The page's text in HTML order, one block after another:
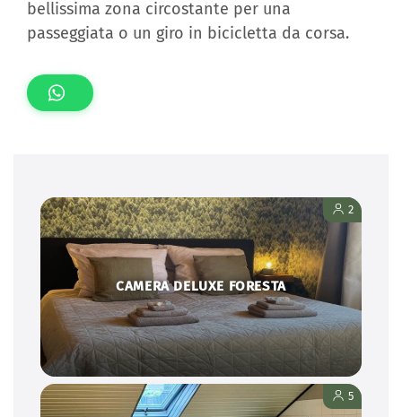
bellissima zona circostante per una
passeggiata o un giro in bicicletta da corsa.
CAMERA DELUXE FORESTA
2
5